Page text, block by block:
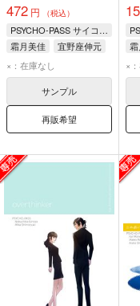
472 円 （税込）
PSYCHO-PASS サイコパス
霜月美佳
宜野座伸元
×：在庫なし
サンプル
再販希望
×